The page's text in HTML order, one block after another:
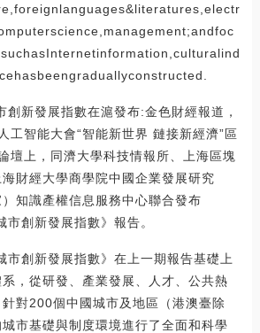
創新發展指數在滬發布:金色財經報道，
工智能大會“智能新世界 鏈接新經濟”區
壇上，同濟大學科技情報所、上海區塊
財經大學商學院中國企業發展研究
知識產權信息服務中心聯合發布
市創新發展指數》報告。
市創新發展指數》在上一期報告基礎上
，從研發、產業發展、人才、公共熱
對200個中國城市及地區（港澳臺除
市基礎與制度環境進行了全面和科學